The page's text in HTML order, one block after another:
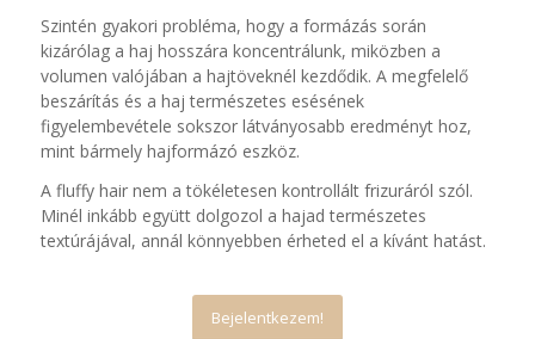
Szintén gyakori probléma, hogy a formázás során
kizárólag a haj hosszára koncentrálunk, miközben a
volumen valójában a hajtöveknél kezdődik. A megfelelő
beszárítás és a haj természetes esésének
figyelembevétele sokszor látványosabb eredményt hoz,
mint bármely hajformázó eszköz.
A fluffy hair nem a tökéletesen kontrollált frizuráról szól.
Minél inkább együtt dolgozol a hajad természetes
textúrájával, annál könnyebben érheted el a kívánt hatást.
Bejelentkezem!